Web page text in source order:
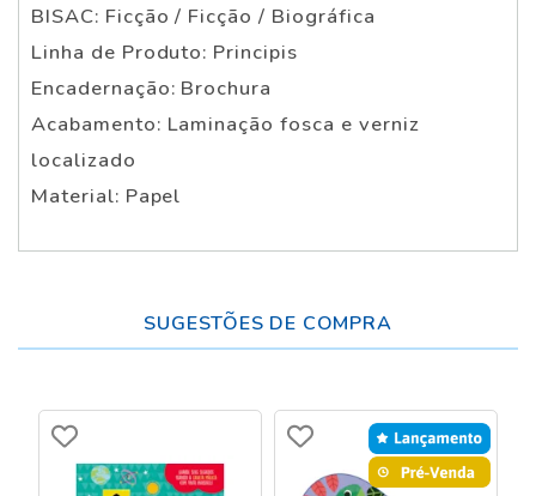
BISAC: Ficção / Ficção / Biográfica
Linha de Produto: Principis
Encadernação: Brochura
Acabamento: Laminação fosca e verniz
localizado
Material: Papel
SUGESTÕES DE COMPRA